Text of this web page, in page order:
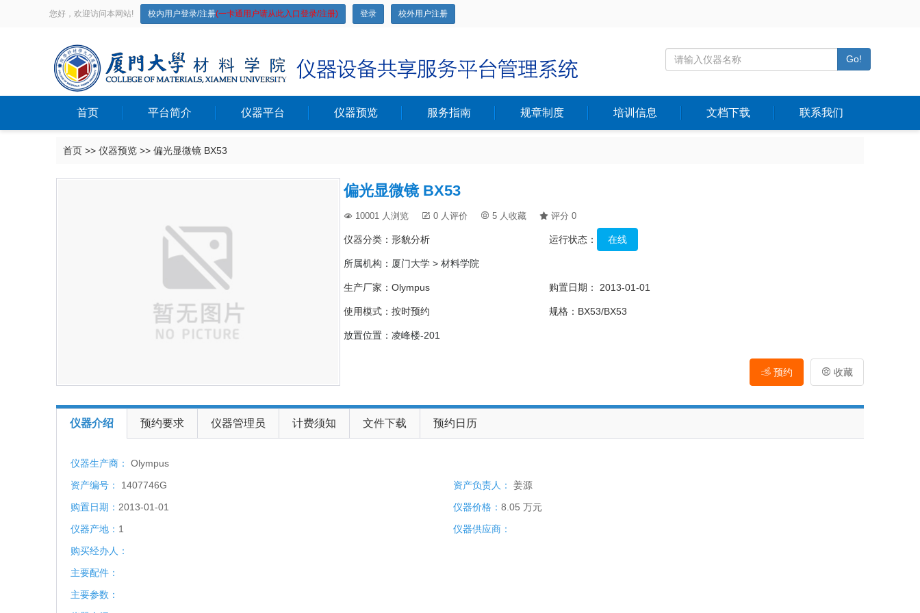
您好，欢迎访问本网站! 校内用户登录/注册(一卡通用户请从此入口登录/注册) 登录 校外用户注册
Go!
首页 平台简介 仪器平台 仪器预览 服务指南 规章制度 培训信息 文档下载 联系我们
首页 >> 仪器预览 >> 偏光显微镜 BX53
偏光显微镜 BX53
 10001 人浏览  0 人评价  5 人收藏  评分 0
仪器分类：形貌分析 运行状态： 在线
所属机构： 厦门大学 > 材料学院
生产厂家：Olympus 购置日期： 2013-01-01
使用模式：按时预约 规格：BX53/BX53
放置位置：凌峰楼-201
 收藏
预约
仪器介绍 预约要求 仪器管理员 计费须知 文件下载 预约日历
仪器生产商：
Olympus
资产编号：
1407746G 资产负责人：
姜源
购置日期： 2013-01-01 仪器价格： 8.05 万元
仪器产地： 1
仪器供应商：
购买经办人：
主要配件：
主要参数：